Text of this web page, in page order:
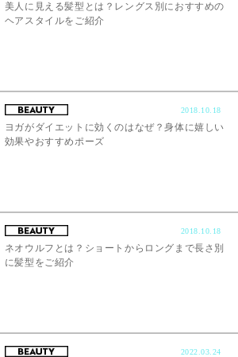
美人に見える髪型とは？レングス別におすすめの
ヘアスタイルをご紹介
2018.10.18
ヨガがダイエットに効くのはなぜ？身体に嬉しい
効果やおすすめポーズ
2018.10.18
ネオウルフとは？ショートからロングまで長さ別
に髪型をご紹介
2022.03.24